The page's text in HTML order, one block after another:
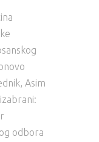
Asim
odbora